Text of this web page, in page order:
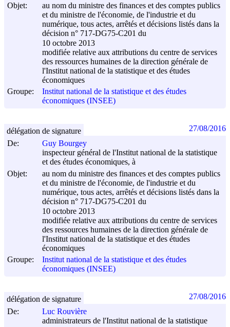
Objet:
au nom du ministre des finances et des comptes publics
et du ministre de l'économie, de l'industrie et du
numérique, tous actes, arrêtés et décisions listés dans la
décision n° 717-DG75-C201 du
10 octobre 2013
modifiée relative aux attributions du centre de services
des ressources humaines de la direction générale de
l'Institut national de la statistique et des études
économiques
Groupe:
Institut national de la statistique et des études
économiques (INSEE)
De:
Guy Bourgey
inspecteur général de l'Institut national de la statistique
et des études économiques, à
Objet:
au nom du ministre des finances et des comptes publics
et du ministre de l'économie, de l'industrie et du
numérique, tous actes, arrêtés et décisions listés dans la
décision n° 717-DG75-C201 du
10 octobre 2013
modifiée relative aux attributions du centre de services
des ressources humaines de la direction générale de
l'Institut national de la statistique et des études
économiques
Groupe:
Institut national de la statistique et des études
économiques (INSEE)
délégation de signature 27/08/2016
De:
Luc Rouvière
administrateurs de l'Institut national de la statistique
délégation de signature 27/08/2016